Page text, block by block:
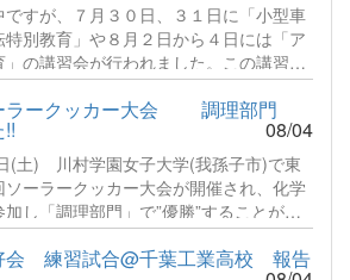
すが、７月３０日、３１日に「小型車
別教育」や８月２日から４日には「ア
の講習会が行われました。この講習
する場合、法令に基づき義務づけられ
。猛暑のなか、多くの生徒さんが頑張
、実技講習の様子のみお伝えします。続
ラークッカー大会 調理部門
08/04
(土) 川村学園女子大学(我孫子市)で東
ーラークッカー大会が開催され、化学
し「調理部門」で”優勝”することがで
に開催され今回で第１０回の節目を迎
ました。参加者は野田市、松戸市、流
会 練習試合@千葉工業高校 報告